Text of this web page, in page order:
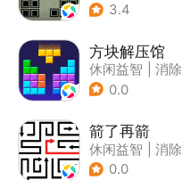
| 童年
3.4
方块解压馆
休闲益智
消除
0.0
箭了再箭
休闲益智 消除
| 清新
0.0